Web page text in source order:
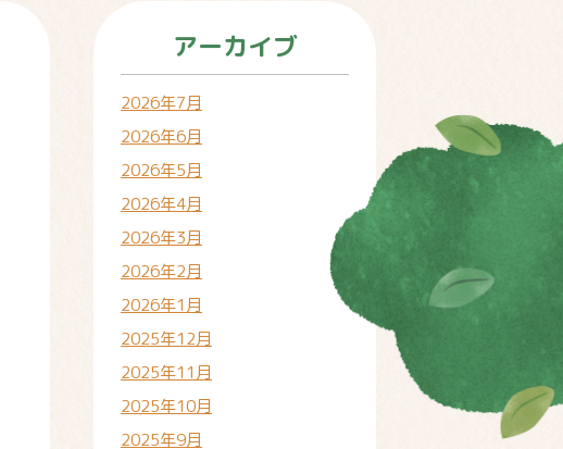
アーカイブ
2026年7月
2026年6月
2026年5月
2026年4月
2026年3月
2026年2月
2026年1月
2025年12月
2025年11月
2025年10月
2025年9月